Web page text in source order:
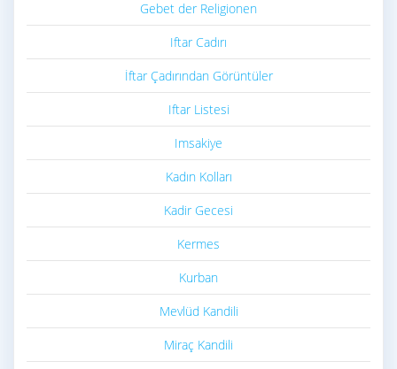
Gebet der Religionen
Iftar Cadırı
İftar Çadırından Görüntüler
Iftar Listesi
Imsakiye
Kadın Kolları
Kadir Gecesi
Kermes
Kurban
Mevlüd Kandili
Miraç Kandili